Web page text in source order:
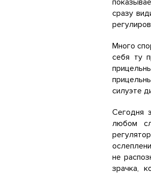
сразу
Много
себя ту
силуэте
Сегодня
любом
не
зрачка,